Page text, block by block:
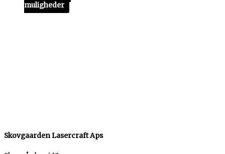
muligheder
Skovgaarden Lasercraft Aps